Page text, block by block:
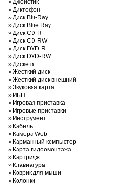
»Джойстик
»Диктофон
»Диск Blu-Ray
»Диск Blue Ray
»Диск CD-R
»Диск CD-RW
»Диск DVD-R
»Диск DVD-RW
»Дискета
»Жесткий диск
»Жесткий диск внешний
»Звуковая карта
» ИБП
» Игровая приставка
» Игровые приставки
» Инструмент
» Кабель
» Камера Web
» Карманный компьютер
» Карта видеомонтажа
» Картридж
» Клавиатура
» Коврик для мыши
» Колонки